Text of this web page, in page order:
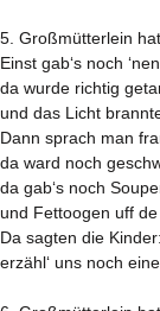
5. Großmütterlein
Einst gab‘s noch
da wurde richtig
und das Licht
Dann sprach man
da ward noch
da gab‘s noch
und Fettoogen uff
Da sagten die
erzähl‘ uns noch